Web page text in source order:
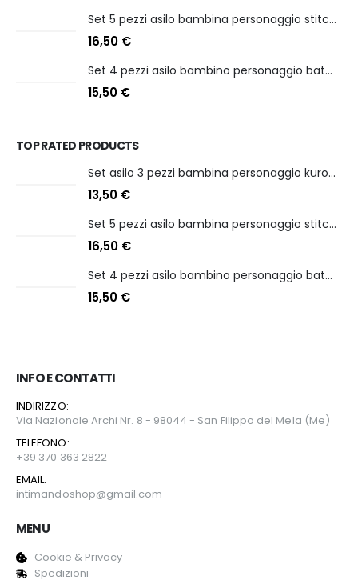
Set 5 pezzi asilo bambina personaggio stitch angel
16,50 €
Set 4 pezzi asilo bambino personaggio batman
15,50 €
TOP RATED PRODUCTS
Set asilo 3 pezzi bambina personaggio kuromi
13,50 €
Set 5 pezzi asilo bambina personaggio stitch angel
16,50 €
Set 4 pezzi asilo bambino personaggio batman
15,50 €
INFO E CONTATTI
INDIRIZZO:
Via Nazionale Archi Nr. 8 - 98044 - San Filippo del Mela (Me)
TELEFONO:
+39 370 363 2822
EMAIL:
intimandoshop@gmail.com
MENU
Cookie & Privacy
Spedizioni